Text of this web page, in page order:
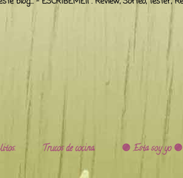
Trucos de cocina. 🟣 Esta soy yo 🟣